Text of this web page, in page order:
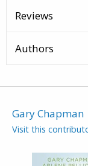
Reviews
Authors
Gary Chapman
Visit this